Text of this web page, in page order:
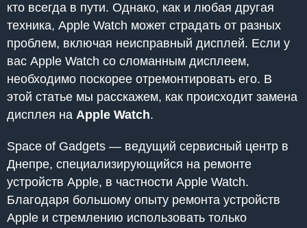
кто всегда в пути. Однако, как и любая другая
техника, Apple Watch может страдать от разных
проблем, включая неисправный дисплей. Если у
вас Apple Watch со сломанным дисплеем,
необходимо поскорее отремонтировать его. В
этой статье мы расскажем, как происходит замена
дисплея на Apple Watch.
Space of Gadgets — ведущий сервисный центр в
Днепре, специализирующийся на ремонте
устройств Apple, в частности Apple Watch.
Благодаря большому опыту ремонта устройств
Apple и стремлению использовать только